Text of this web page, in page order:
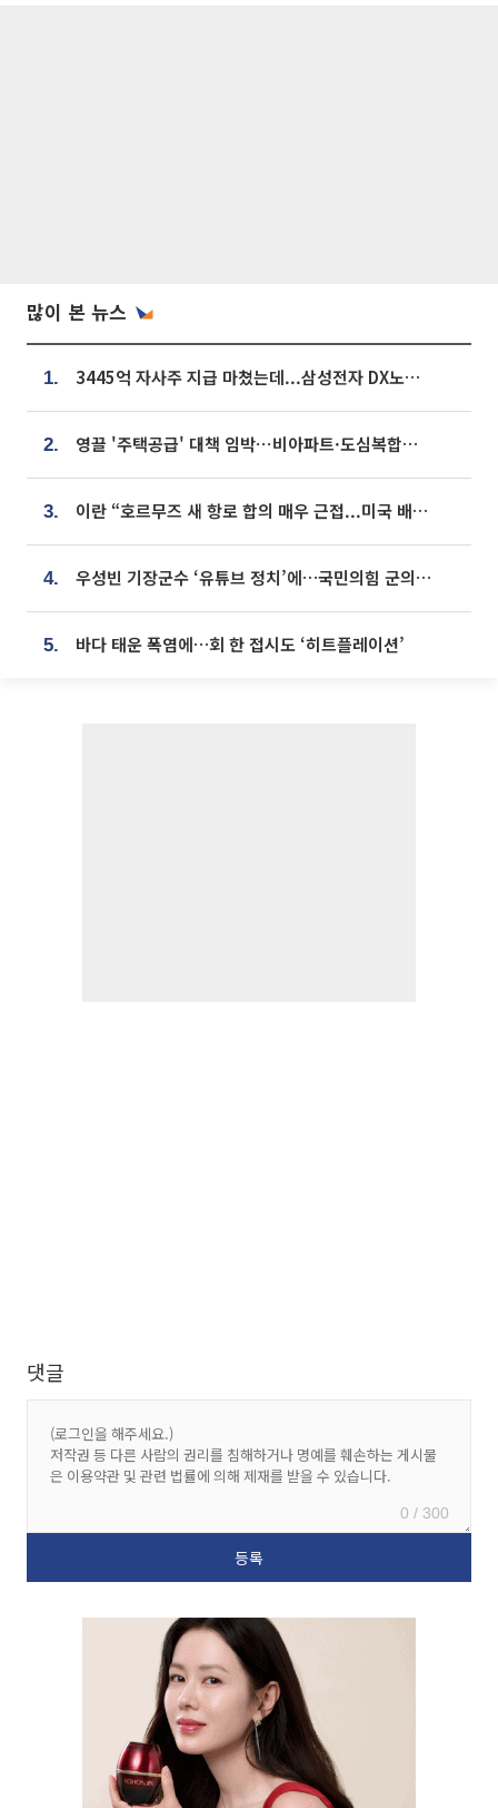
많이 본 뉴스
1. 3445억 자사주 지급 마쳤는데...삼성전자 DX노조, 뒤늦은 '떼쓰기 집회'
2. 영끌 '주택공급' 대책 임박⋯비아파트·도심복합까지 총동원
3. 이란 “호르무즈 새 항로 합의 매우 근접...미국 배상 먼저”
4. 우성빈 기장군수 ‘유튜브 정치’에…국민의힘 군의원들 집단 반발
5. 바다 태운 폭염에…회 한 접시도 ‘히트플레이션’
댓글
0 / 300